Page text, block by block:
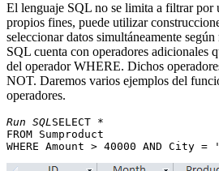
El lenguaje SQL no se limita a filtrar por
propios fines, puede utilizar
seleccionar datos simultáneamente
SQL cuenta con operadores adicionales
del operador WHERE. Dichos
NOT. Daremos varios ejemplos del
operadores.
Run SQLSELECT *
FROM Sumproduct